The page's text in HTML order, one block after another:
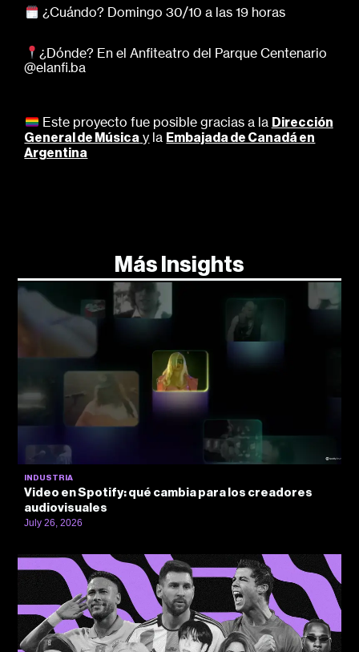
¿Cuándo? Domingo 30/10 a las 19 horas
¿Dónde? En el Anfiteatro del Parque Centenario
@elanfi.ba
Este proyecto fue posible gracias a la Dirección
General de Música y la Embajada de Canadá en
Argentina
Más Insights
INDUSTRIA
Video en Spotify: qué cambia para los creadores
audiovisuales
July 26, 2026